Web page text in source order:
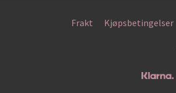
Frakt Kjøpsbetingelser